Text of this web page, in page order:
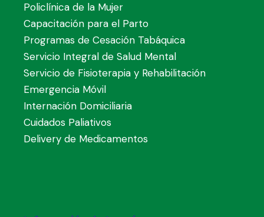
Policlínica de la Mujer
Capacitación para el Parto
Programas de Cesación Tabáquica
Servicio Integral de Salud Mental
Servicio de Fisioterapia y Rehabilitación
Emergencia Móvil
Internación Domiciliaria
Cuidados Paliativos
Delivery de Medicamentos